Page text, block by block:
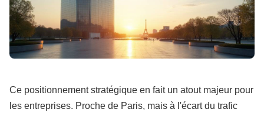
Ce positionnement stratégique en fait un atout majeur pour
les entreprises. Proche de Paris, mais à l'écart du trafic